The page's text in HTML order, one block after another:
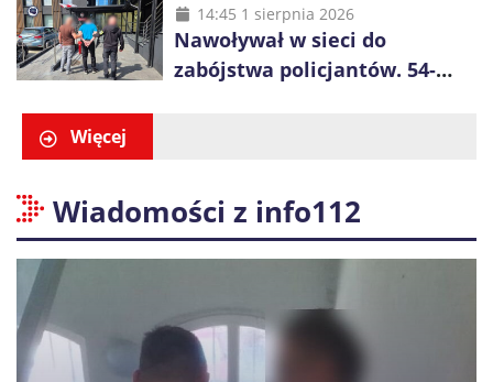
liczenia danych
14:45 1 sierpnia 2026
Nawoływał w sieci do
zabójstwa policjantów. 54-
Więcej
Wiadomości z info112